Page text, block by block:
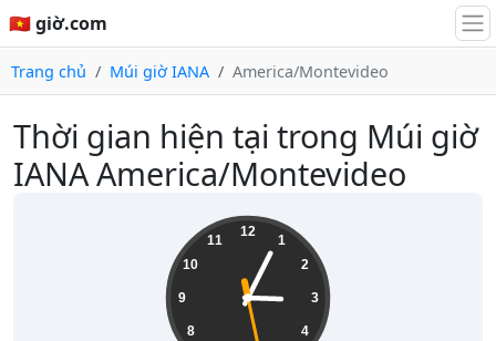
🇻🇳 giờ.com
Trang chủ Múi giờ IANA America/Montevideo
Thời gian hiện tại trong Múi giờ
IANA America/Montevideo
12
1
2
3
4
8
9
10
11